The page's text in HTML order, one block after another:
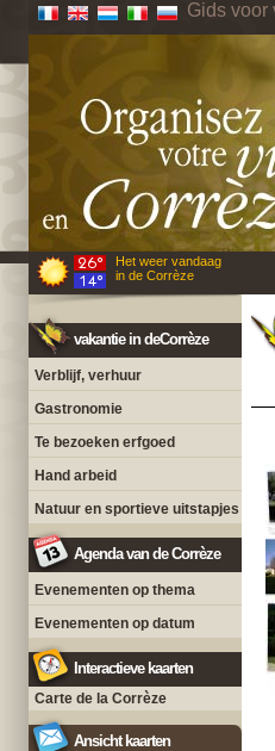
Gids voor
Het weer vandaag
in de Corrèze
vakantie in deCorrèze
Verblijf, verhuur
Gastronomie
Te bezoeken erfgoed
Hand arbeid
Natuur en sportieve uitstapjes
Agenda van de Corrèze
Evenementen op thema
Evenementen op datum
Interactieve kaarten
Carte de la Corrèze
Ansicht kaarten